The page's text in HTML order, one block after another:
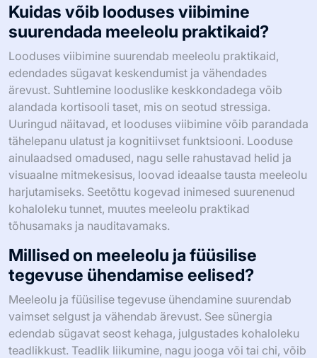
Kuidas võib looduses viibimine
suurendada meeleolu praktikaid?
Looduses viibimine suurendab meeleolu praktikaid,
edendades sügavat keskendumist ja vähendades
ärevust. Suhtlemine looduslike keskkondadega võib
alandada kortisooli taset, mis on seotud stressiga.
Uuringud näitavad, et looduses viibimine võib parandada
tähelepanu ulatust ja kognitiivset funktsiooni. Looduse
ainulaadsed omadused, nagu selle rahustavad helid ja
visuaalne mitmekesisus, loovad ideaalse tausta meeleolu
harjutamiseks. Seetõttu kogevad inimesed suurenenud
kohaloleku tunnet, muutes meeleolu praktikad
tõhusamaks ja nauditavamaks.
Millised on meeleolu ja füüsilise
tegevuse ühendamise eelised?
Meeleolu ja füüsilise tegevuse ühendamine suurendab
vaimset selgust ja vähendab ärevust. See sünergia
edendab sügavat seost kehaga, julgustades kohaloleku
teadlikkust. Teadlik liikumine, nagu jooga või tai chi, võib